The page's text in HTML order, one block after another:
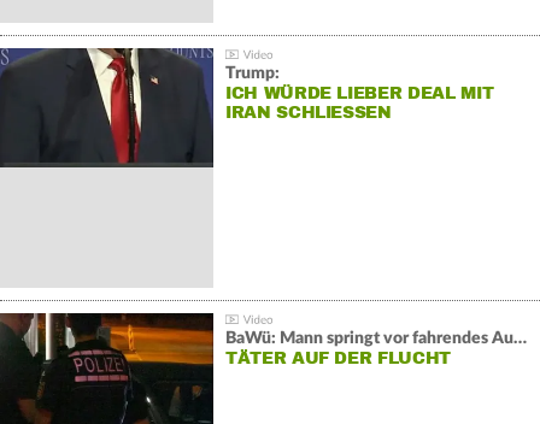
Trump:
ICH WÜRDE LIEBER DEAL MIT
IRAN SCHLIESSEN
BaWü: Mann springt vor fahrendes Auto und schießt
TÄTER AUF DER FLUCHT